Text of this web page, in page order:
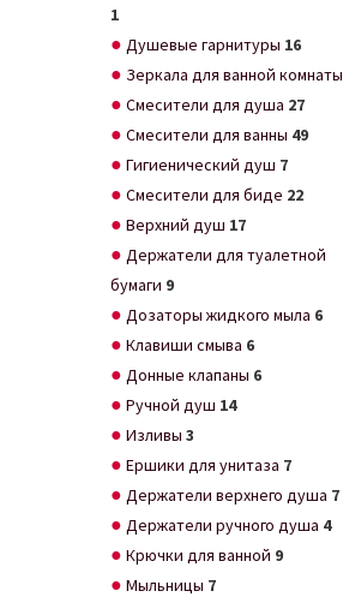
1
Душевые гарнитуры 16
Зеркала для ванной комнаты
Смесители для душа 27
Смесители для ванны 49
Гигиенический душ 7
Смесители для биде 22
Верхний душ 17
Держатели для туалетной
бумаги 9
Дозаторы жидкого мыла 6
Клавиши смыва 6
Донные клапаны 6
Ручной душ 14
Изливы 3
Ершики для унитаза 7
Держатели верхнего душа 7
Держатели ручного душа 4
Крючки для ванной 9
Мыльницы 7